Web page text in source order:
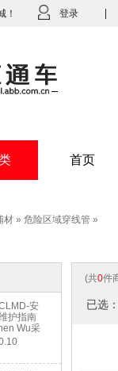
！ 登录
首页
材 » 危险区域穿线管 »
安
护指南
Wu采
版
(共0件
已选：